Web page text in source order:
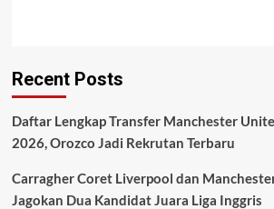
Recent Posts
Daftar Lengkap Transfer Manchester
2026, Orozco Jadi Rekrutan Terbaru
Carragher Coret Liverpool dan
Jagokan Dua Kandidat Juara Liga Inggris